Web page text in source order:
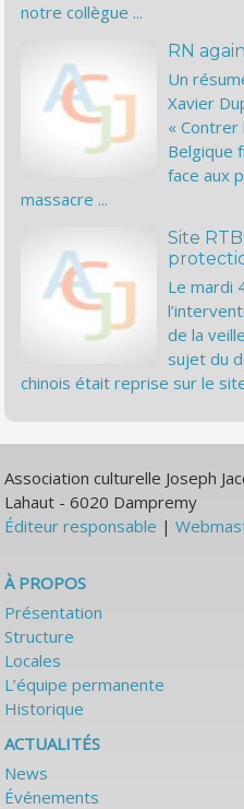
notre collègue ...
RN
Un
Xavier
« Contrer
Belgique
face aux
massacre ...
Site
Le mardi
de la
sujet du
chinois était reprise sur le
Association culturelle Joseph
Lahaut - 6020 Dampremy
Éditeur responsable |
À PROPOS
Présentation
Structure
Locales
L’équipe permanente
Historique
ACTUALITÉS
News
Événements